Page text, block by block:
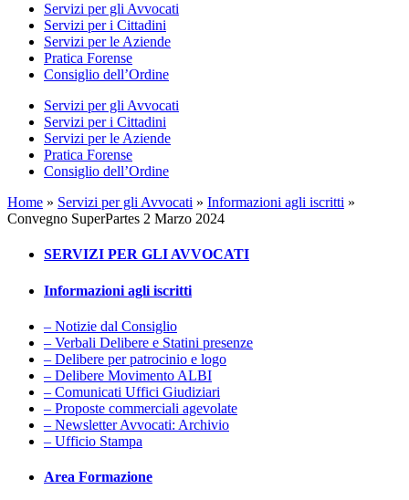
Servizi per gli Avvocati
Servizi per i Cittadini
Servizi per le Aziende
Pratica Forense
Consiglio dell’Ordine
Servizi per gli Avvocati
Servizi per i Cittadini
Servizi per le Aziende
Pratica Forense
Consiglio dell’Ordine
Home » Servizi per gli Avvocati » Informazioni agli iscritti »
Convegno SuperPartes 2 Marzo 2024
SERVIZI PER GLI AVVOCATI
Informazioni agli iscritti
– Notizie dal Consiglio
– Verbali Delibere e Statini presenze
– Delibere per patrocinio e logo
– Delibere Movimento ALBI
– Comunicati Uffici Giudiziari
– Proposte commerciali agevolate
– Newsletter Avvocati: Archivio
– Ufficio Stampa
Area Formazione